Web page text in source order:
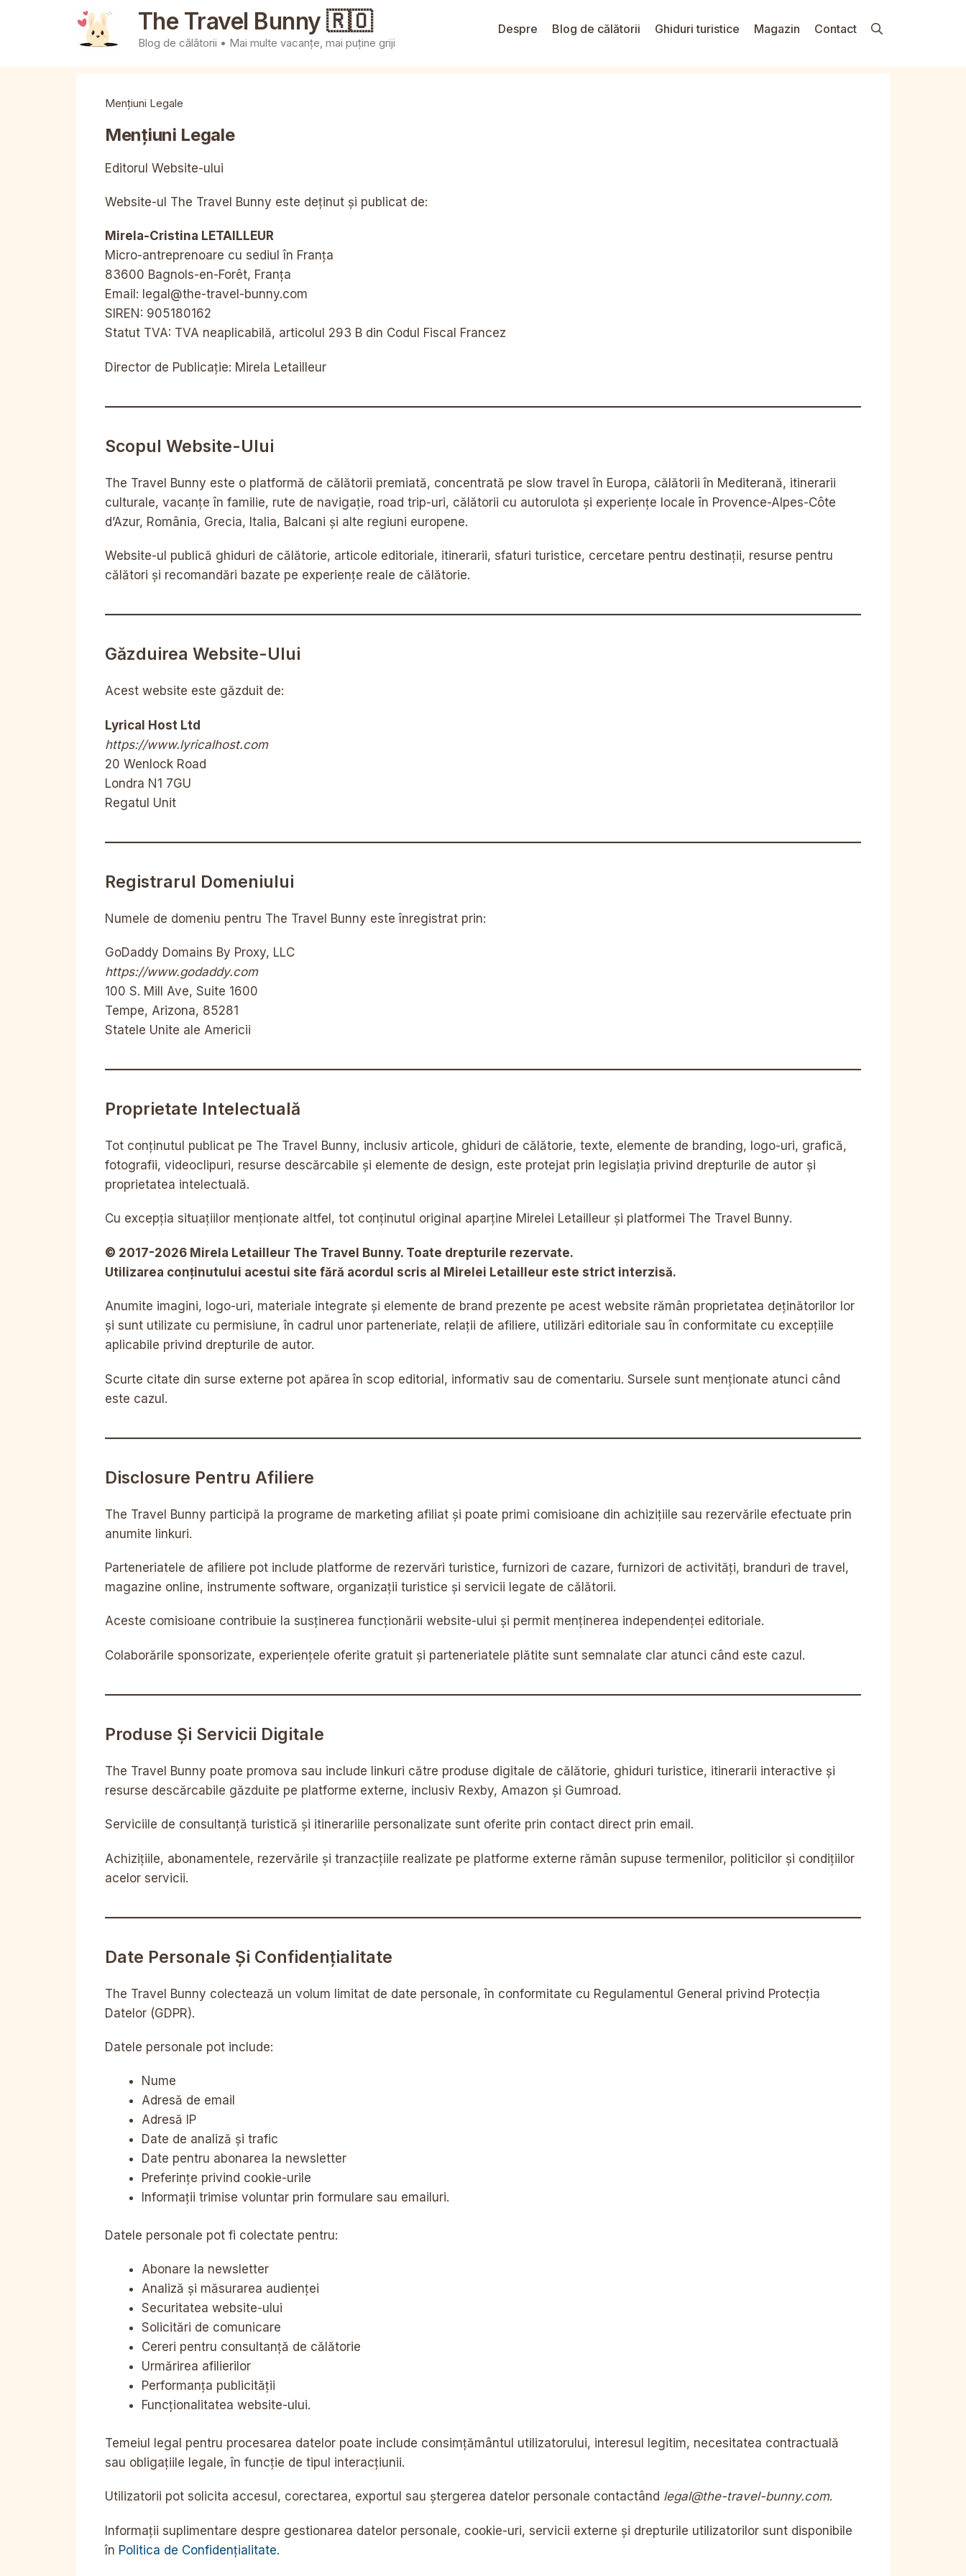
The Travel Bunny 🇷🇴
Blog de călătorii • Mai multe vacanțe, mai puține griji
Despre Blog de călătorii Ghiduri turistice Magazin Contact
Mențiuni Legale
Mențiuni Legale
Editorul Website-ului
Website-ul The Travel Bunny este deținut și publicat de:
Mirela-Cristina LETAILLEUR
Micro-antreprenoare cu sediul în Franța
83600 Bagnols-en-Forêt, Franța
Email: legal@the-travel-bunny.com
SIREN: 905180162
Statut TVA: TVA neaplicabilă, articolul 293 B din Codul Fiscal Francez
Director de Publicație: Mirela Letailleur
Scopul Website-Ului
The Travel Bunny este o platformă de călătorii premiată, concentrată pe slow travel în Europa, călătorii în Mediterană, itinerarii
culturale, vacanțe în familie, rute de navigație, road trip-uri, călătorii cu autorulota și experiențe locale în Provence-Alpes-Côte
d’Azur, România, Grecia, Italia, Balcani și alte regiuni europene.
Website-ul publică ghiduri de călătorie, articole editoriale, itinerarii, sfaturi turistice, cercetare pentru destinații, resurse pentru
călători și recomandări bazate pe experiențe reale de călătorie.
Găzduirea Website-Ului
Acest website este găzduit de:
Lyrical Host Ltd
https://www.lyricalhost.com
20 Wenlock Road
Londra N1 7GU
Regatul Unit
Registrarul Domeniului
Numele de domeniu pentru The Travel Bunny este înregistrat prin:
GoDaddy Domains By Proxy, LLC
https://www.godaddy.com
100 S. Mill Ave, Suite 1600
Tempe, Arizona, 85281
Statele Unite ale Americii
Proprietate Intelectuală
Tot conținutul publicat pe The Travel Bunny, inclusiv articole, ghiduri de călătorie, texte, elemente de branding, logo-uri, grafică,
fotografii, videoclipuri, resurse descărcabile și elemente de design, este protejat prin legislația privind drepturile de autor și
proprietatea intelectuală.
Cu excepția situațiilor menționate altfel, tot conținutul original aparține Mirelei Letailleur și platformei The Travel Bunny.
© 2017-2026 Mirela Letailleur The Travel Bunny. Toate drepturile rezervate.
Utilizarea conținutului acestui site fără acordul scris al Mirelei Letailleur este strict interzisă.
Anumite imagini, logo-uri, materiale integrate și elemente de brand prezente pe acest website rămân proprietatea deținătorilor lor
și sunt utilizate cu permisiune, în cadrul unor parteneriate, relații de afiliere, utilizări editoriale sau în conformitate cu excepțiile
aplicabile privind drepturile de autor.
Scurte citate din surse externe pot apărea în scop editorial, informativ sau de comentariu. Sursele sunt menționate atunci când
este cazul.
Disclosure Pentru Afiliere
The Travel Bunny participă la programe de marketing afiliat și poate primi comisioane din achizițiile sau rezervările efectuate prin
anumite linkuri.
Parteneriatele de afiliere pot include platforme de rezervări turistice, furnizori de cazare, furnizori de activități, branduri de travel,
magazine online, instrumente software, organizații turistice și servicii legate de călătorii.
Aceste comisioane contribuie la susținerea funcționării website-ului și permit menținerea independenței editoriale.
Colaborările sponsorizate, experiențele oferite gratuit și parteneriatele plătite sunt semnalate clar atunci când este cazul.
Produse Și Servicii Digitale
The Travel Bunny poate promova sau include linkuri către produse digitale de călătorie, ghiduri turistice, itinerarii interactive și
resurse descărcabile găzduite pe platforme externe, inclusiv Rexby, Amazon și Gumroad.
Serviciile de consultanță turistică și itinerariile personalizate sunt oferite prin contact direct prin email.
Achizițiile, abonamentele, rezervările și tranzacțiile realizate pe platforme externe rămân supuse termenilor, politicilor și condițiilor
acelor servicii.
Date Personale Și Confidențialitate
The Travel Bunny colectează un volum limitat de date personale, în conformitate cu Regulamentul General privind Protecția
Datelor (GDPR).
Datele personale pot include:
Nume
Adresă de email
Adresă IP
Date de analiză și trafic
Date pentru abonarea la newsletter
Preferințe privind cookie-urile
Informații trimise voluntar prin formulare sau emailuri.
Datele personale pot fi colectate pentru:
Abonare la newsletter
Analiză și măsurarea audienței
Securitatea website-ului
Solicitări de comunicare
Cereri pentru consultanță de călătorie
Urmărirea afilierilor
Performanța publicității
Funcționalitatea website-ului.
Temeiul legal pentru procesarea datelor poate include consimțământul utilizatorului, interesul legitim, necesitatea contractuală
sau obligațiile legale, în funcție de tipul interacțiunii.
Utilizatorii pot solicita accesul, corectarea, exportul sau ștergerea datelor personale contactând legal@the-travel-bunny.com.
Informații suplimentare despre gestionarea datelor personale, cookie-uri, servicii externe și drepturile utilizatorilor sunt disponibile
în Politica de Confidențialitate.